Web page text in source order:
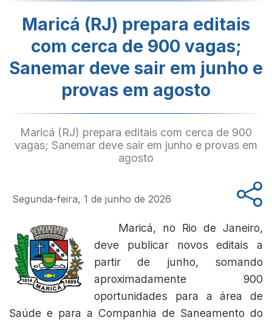
Maricá (RJ) prepara editais
com cerca de 900 vagas;
Sanemar deve sair em junho e
provas em agosto
Maricá (RJ) prepara editais com cerca de 900
vagas; Sanemar deve sair em junho e provas em
agosto
Segunda-feira, 1 de junho de 2026
Maricá, no Rio de Janeiro,
deve publicar novos editais a
partir de junho, somando
aproximadamente 900
oportunidades para a área de
Saúde e para a Companhia de Saneamento do